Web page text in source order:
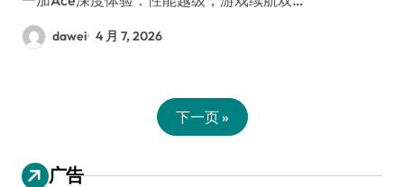
dawei 4 月 7, 2026
下一页 »
广告